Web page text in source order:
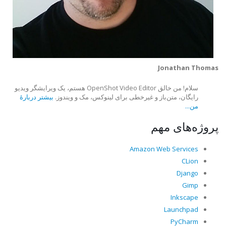
Jonathan Thomas
سلام! من خالق OpenShot Video Editor هستم، یک ویرایشگر ویدیو
رایگان، متن‌باز و غیرخطی برای لینوکس، مک و ویندوز. بیشتر دربارهٔ
من...
پروژه‌های مهم
Amazon Web Services
CLion
Django
Gimp
Inkscape
Launchpad
PyCharm